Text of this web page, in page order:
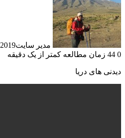
مدیر سایت2019-04-12
0
زمان مطالعه کمتر از یک دقیقه
دیدنی های دریا